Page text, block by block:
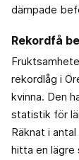
dämpade
Rekordfå
rekordlåg i
kvinna. Den
statistik för
Räknat i
hitta en lägre